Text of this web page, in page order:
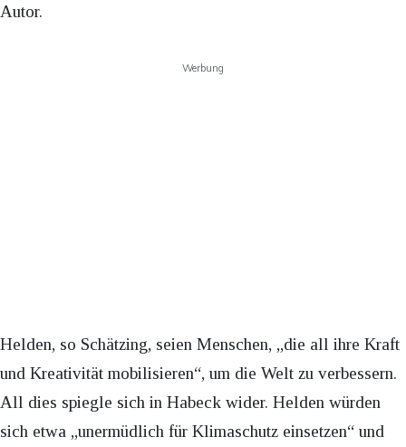
Autor.
Werbung
Helden, so Schätzing, seien Menschen, „die all ihre Kraft
und Kreativität mobilisieren“, um die Welt zu verbessern.
All dies spiegle sich in Habeck wider. Helden würden
sich etwa „unermüdlich für Klimaschutz einsetzen“ und